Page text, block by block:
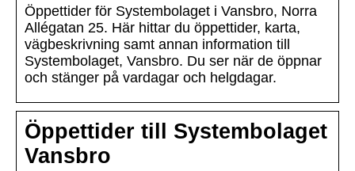
Öppettider för Systembolaget i Vansbro, Norra
Allégatan 25. Här hittar du öppettider, karta,
vägbeskrivning samt annan information till
Systembolaget, Vansbro. Du ser när de öppnar
och stänger på vardagar och helgdagar.
Öppettider till Systembolaget
Vansbro